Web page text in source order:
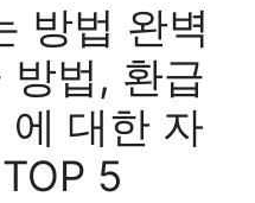
방법 완벽
방법, 환급
에 대한 자
5